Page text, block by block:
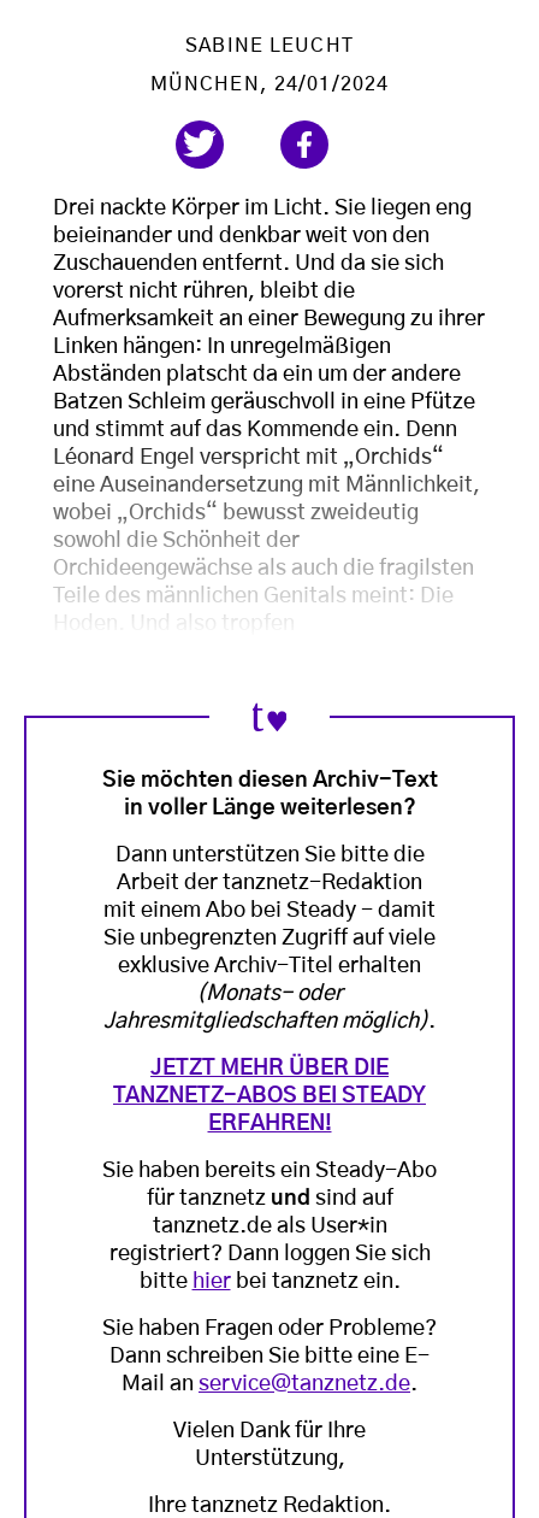
SABINE LEUCHT
MÜNCHEN , 24/01/2024
Drei nackte Körper im Licht. Sie liegen eng
beieinander und denkbar weit von den
Zuschauenden entfernt. Und da sie sich
vorerst nicht rühren, bleibt die
Aufmerksamkeit an einer Bewegung zu ihrer
Linken hängen: In unregelmäßigen
Abständen platscht da ein um der andere
Batzen Schleim geräuschvoll in eine Pfütze
und stimmt auf das Kommende ein. Denn
Léonard Engel verspricht mit „Orchids“
eine Auseinandersetzung mit Männlichkeit,
wobei „Orchids“ bewusst zweideutig
sowohl die Schönheit der
Orchideengewächse als auch die fragilsten
Teile des männlichen Genitals meint: Die
Hoden. Und also tropfen
Sie möchten diesen Archiv-Text
in voller Länge weiterlesen?
Dann unterstützen Sie bitte die
Arbeit der tanznetz-Redaktion
mit einem Abo bei Steady - damit
Sie unbegrenzten Zugriff auf viele
exklusive Archiv-Titel erhalten
(Monats- oder
Jahresmitgliedschaften möglich).
JETZT MEHR ÜBER DIE
TANZNETZ-ABOS BEI STEADY
ERFAHREN!
Sie haben bereits ein Steady-Abo
für tanznetz und sind auf
tanznetz.de als User*in
registriert? Dann loggen Sie sich
bitte hierbei tanznetz ein.
Sie haben Fragen oder Probleme?
Dann schreiben Sie bitte eine E-
Mail an service@tanznetz.de.
Vielen Dank für Ihre
Unterstützung,
Ihre tanznetz Redaktion.